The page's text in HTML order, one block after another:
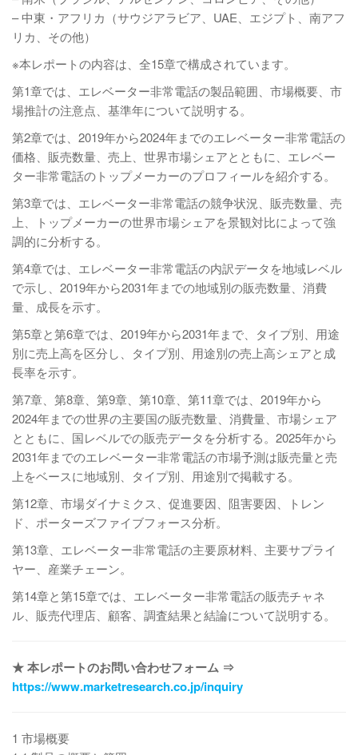
– 中東・アフリカ（サウジアラビア、UAE、エジプト、南アフ
リカ、その他）
※本レポートの内容は、全15章で構成されています。
第1章では、エレベーター非常電話の製品範囲、市場概要、市
場推計の注意点、基準年について説明する。
第2章では、2019年から2024年までのエレベーター非常電話の
価格、販売数量、売上、世界市場シェアとともに、エレベー
ター非常電話のトップメーカーのプロフィールを紹介する。
第3章では、エレベーター非常電話の競争状況、販売数量、売
上、トップメーカーの世界市場シェアを景観対比によって強
調的に分析する。
第4章では、エレベーター非常電話の内訳データを地域レベル
で示し、2019年から2031年までの地域別の販売数量、消費
量、成長を示す。
第5章と第6章では、2019年から2031年まで、タイプ別、用途
別に売上高を区分し、タイプ別、用途別の売上高シェアと成
長率を示す。
第7章、第8章、第9章、第10章、第11章では、2019年から
2024年までの世界の主要国の販売数量、消費量、市場シェア
とともに、国レベルでの販売データを分析する。2025年から
2031年までのエレベーター非常電話の市場予測は販売量と売
上をベースに地域別、タイプ別、用途別で掲載する。
第12章、市場ダイナミクス、促進要因、阻害要因、トレン
ド、ポーターズファイブフォース分析。
第13章、エレベーター非常電話の主要原材料、主要サプライ
ヤー、産業チェーン。
第14章と第15章では、エレベーター非常電話の販売チャネ
ル、販売代理店、顧客、調査結果と結論について説明する。
★ 本レポートのお問い合わせフォーム ⇒
https://www.marketresearch.co.jp/inquiry
1 市場概要